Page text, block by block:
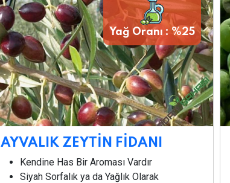
Yağ Oranı : %25
AYVALIK ZEYTİN FİDANI
Kendine Has Bir Aroması Vardır
Siyah Sorfalık ya da Yağlık Olarak